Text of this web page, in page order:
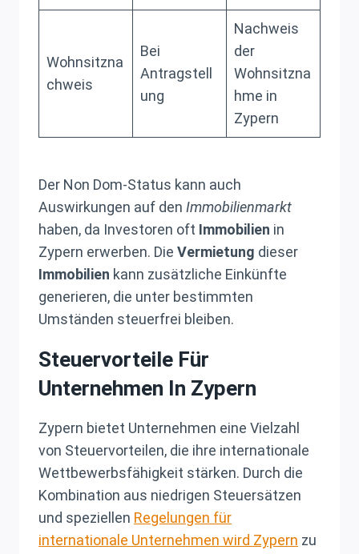
Wohnsitzna
chweis
Bei
Antragstell
ung
Nachweis
der
Wohnsitzna
hme in
Zypern
Der Non Dom-Status kann auch
Auswirkungen auf den Immobilienmarkt
haben, da Investoren oft Immobilien in
Zypern erwerben. Die Vermietung dieser
Immobilien kann zusätzliche Einkünfte
generieren, die unter bestimmten
Umständen steuerfrei bleiben.
Steuervorteile Für
Unternehmen In Zypern
Zypern bietet Unternehmen eine Vielzahl
von Steuervorteilen, die ihre internationale
Wettbewerbsfähigkeit stärken. Durch die
Kombination aus niedrigen Steuersätzen
und speziellen Regelungen für
internationale Unternehmen wird Zypern zu